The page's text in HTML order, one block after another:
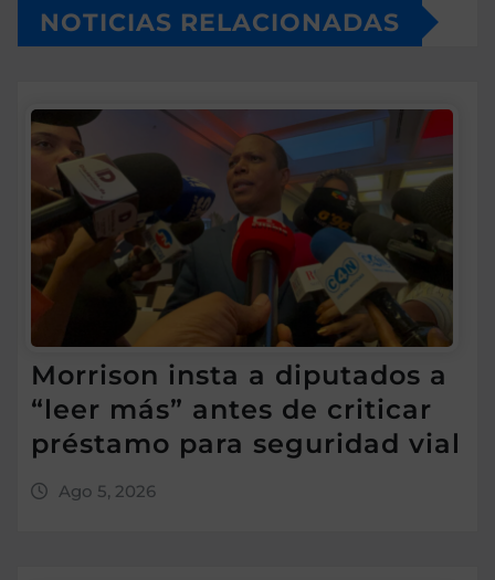
NOTICIAS RELACIONADAS
Morrison insta a diputados a
“leer más” antes de criticar
préstamo para seguridad vial
Ago 5, 2026